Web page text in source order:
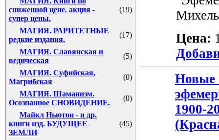
сниженной цене. акция -
супер цены.
(19)
МАГИЯ. РАРИТЕТНЫЕ
редкие издания.
(17)
МАГИЯ. Славянская и
ведическая
(5)
МАГИЯ. Суфийская,
Магрибская
(0)
МАГИЯ. Шаманизм.
Осознанное СНОВИДЕНИЕ.
(0)
Майкл Ньютон - и др.
книги изд. БУДУЩЕЕ
ЗЕМЛИ
(45)
Цена:
1900-